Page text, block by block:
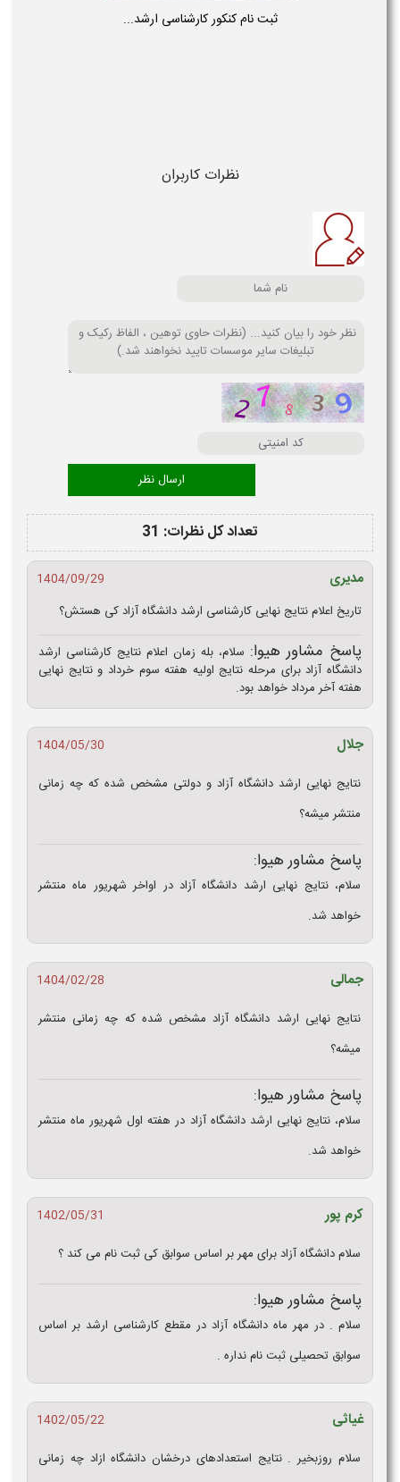
ثبت نام کنکور کارشناسی ارشد...
نظرات کاربران
تعداد کل نظرات: 31
مدیری
1404/09/29
تاریخ اعلام نتایج نهایی کارشناسی ارشد دانشگاه آزاد کی هستش؟
پاسخ مشاور هیوا: سلام، بله زمان اعلام نتایج کارشناسی ارشد
دانشگاه آزاد برای مرحله نتایج اولیه هفته سوم خرداد و نتایج نهایی
هفته آخر مرداد خواهد بود.
جلال
1404/05/30
نتایج نهایی ارشد دانشگاه آزاد و دولتی مشخص شده که چه زمانی
منتشر میشه؟
پاسخ مشاور هیوا:
سلام، نتایج نهایی ارشد دانشگاه آزاد در اواخر شهریور ماه منتشر
خواهد شد.
جمالی
1404/02/28
نتایج نهایی ارشد دانشگاه آزاد مشخص شده که چه زمانی منتشر
میشه؟
پاسخ مشاور هیوا:
سلام، نتایج نهایی ارشد دانشگاه آزاد در هفته اول شهریور ماه منتشر
خواهد شد.
کرم پور
1402/05/31
سلام دانشگاه آزاد برای مهر بر اساس سوابق کی ثبت نام می کند ؟
پاسخ مشاور هیوا:
سلام . در مهر ماه دانشگاه آزاد در مقطع کارشناسی ارشد بر اساس
سوابق تحصیلی ثبت نام نداره .
غیاثی
1402/05/22
سلام روزبخیر . نتایج استعدادهای درخشان دانشگاه ازاد چه زمانی